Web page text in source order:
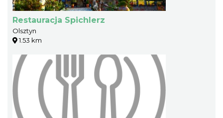
Restauracja Spichlerz
Olsztyn
1.53 km